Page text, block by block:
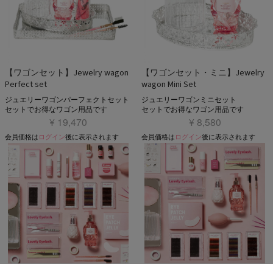
【ワゴンセット】Jewelry wagon
Perfect set
ジュエリーワゴンパーフェクトセット
セットでお得なワゴン用品です
¥ 19,470
会員価格は ログイン後に表示されます
【ワゴンセット・ミニ】Jewelry
wagon Mini Set
ジュエリーワゴンミニセット
セットでお得なワゴン用品です
¥ 8,580
会員価格は ログイン後に表示されます